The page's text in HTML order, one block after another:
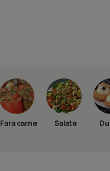
Fara carne Salate